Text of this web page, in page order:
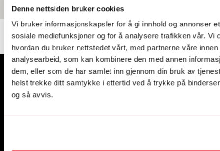
Denne nettsiden bruker cookies
Vi bruker informasjonskapsler for å gi innhold og annonser
sosiale mediefunksjoner og for å analysere trafikken vår. Vi
hvordan du bruker nettstedet vårt, med partnerne våre
analysearbeid, som kan kombinere den med annen
dem, eller som de har samlet inn gjennom din bruk av
helst trekke ditt samtykke i ettertid ved å trykke på
og så avvis.